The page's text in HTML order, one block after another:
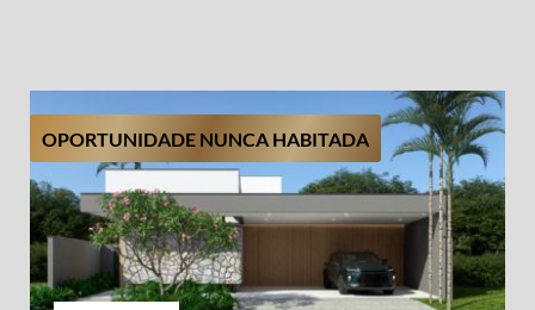
OPORTUNIDADE NUNCA HABITADA